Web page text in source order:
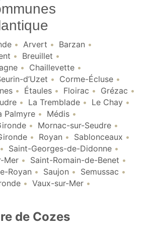
Arvert
Barzan
Breuillet
Chaillevette
d’Uzet
Corme-Écluse
Étaules Floirac
Grézac
La Tremblade
Le Chay
Palmyre
Médis
Mornac-sur-Seudre
Royan
Sablonceaux
Saint-Georges-de-Didonne
Mer
Saint-Romain-de-Benet
Royan
Saujon
Semussac
Vaux-sur-Mer
de Cozes